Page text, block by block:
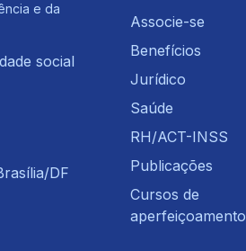
e da
social
DF
Associe-se
Benefícios
Jurídico
Saúde
RH/ACT-INSS
Publicações
Cursos de
aperfeiçoamento